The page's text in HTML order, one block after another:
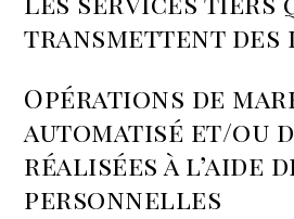
transmettent des
Opérations de
automatisé et/ou
réalisées à l’aide
personnelles